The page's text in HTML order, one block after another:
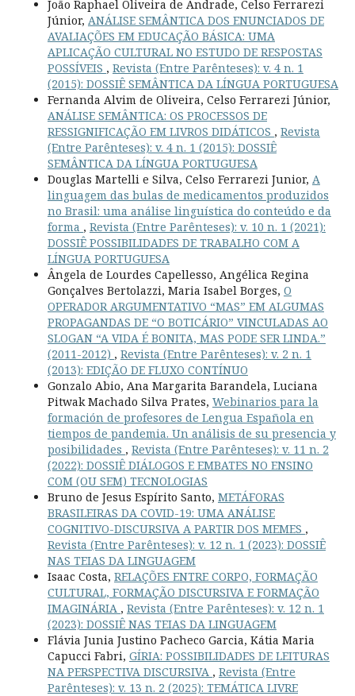
João Raphael Oliveira de Andrade, Celso Ferrarezi
Júnior, ANÁLISE SEMÂNTICA DOS ENUNCIADOS DE
AVALIAÇÕES EM EDUCAÇÃO BÁSICA: UMA
APLICAÇÃO CULTURAL NO ESTUDO DE RESPOSTAS
POSSÍVEIS , Revista (Entre Parênteses): v. 4 n. 1
(2015): DOSSIÊ SEMÂNTICA DA LÍNGUA PORTUGUESA
Fernanda Alvim de Oliveira, Celso Ferrarezi Júnior,
ANÁLISE SEMÂNTICA: OS PROCESSOS DE
RESSIGNIFICAÇÃO EM LIVROS DIDÁTICOS , Revista
(Entre Parênteses): v. 4 n. 1 (2015): DOSSIÊ
SEMÂNTICA DA LÍNGUA PORTUGUESA
Douglas Martelli e Silva, Celso Ferrarezi Junior, A
linguagem das bulas de medicamentos produzidos
no Brasil: uma análise linguística do conteúdo e da
forma , Revista (Entre Parênteses): v. 10 n. 1 (2021):
DOSSIÊ POSSIBILIDADES DE TRABALHO COM A
LÍNGUA PORTUGUESA
Ângela de Lourdes Capellesso, Angélica Regina
Gonçalves Bertolazzi, Maria Isabel Borges, O
OPERADOR ARGUMENTATIVO “MAS” EM ALGUMAS
PROPAGANDAS DE “O BOTICÁRIO” VINCULADAS AO
SLOGAN “A VIDA É BONITA, MAS PODE SER LINDA.”
(2011-2012) , Revista (Entre Parênteses): v. 2 n. 1
(2013): EDIÇÃO DE FLUXO CONTÍNUO
Gonzalo Abio, Ana Margarita Barandela, Luciana
Pitwak Machado Silva Prates, Webinarios para la
formación de profesores de Lengua Española en
tiempos de pandemia. Un análisis de su presencia y
posibilidades , Revista (Entre Parênteses): v. 11 n. 2
(2022): DOSSIÊ DIÁLOGOS E EMBATES NO ENSINO
COM (OU SEM) TECNOLOGIAS
Bruno de Jesus Espírito Santo, METÁFORAS
BRASILEIRAS DA COVID-19: UMA ANÁLISE
COGNITIVO-DISCURSIVA A PARTIR DOS MEMES ,
Revista (Entre Parênteses): v. 12 n. 1 (2023): DOSSIÊ
NAS TEIAS DA LINGUAGEM
Isaac Costa, RELAÇÕES ENTRE CORPO, FORMAÇÃO
CULTURAL, FORMAÇÃO DISCURSIVA E FORMAÇÃO
IMAGINÁRIA , Revista (Entre Parênteses): v. 12 n. 1
(2023): DOSSIÊ NAS TEIAS DA LINGUAGEM
Flávia Junia Justino Pacheco Garcia, Kátia Maria
Capucci Fabri, GÍRIA: POSSIBILIDADES DE LEITURAS
NA PERSPECTIVA DISCURSIVA , Revista (Entre
Parênteses): v. 13 n. 2 (2025): TEMÁTICA LIVRE